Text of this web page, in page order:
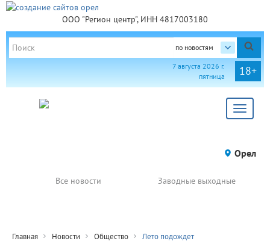
ООО "Регион центр", ИНН 4817003180
по новостям
18+
7 августа 2026 г.
пятница
Toggle
Орел
Все новости Заводные выходные
Главная Новости Общество Лето подождет